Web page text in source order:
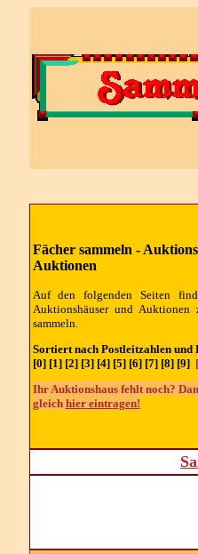
Fächer sammeln -
Auktionen
Auf den folgenden Seiten
Auktionshäuser und Auktionen
sammeln.
Sortiert nach Postleitzahlen und
[0] [1] [2] [3] [4] [5] [6] [7] [8] [9]
Ihr Auktionshaus fehlt noch?
gleich hier eintragen!